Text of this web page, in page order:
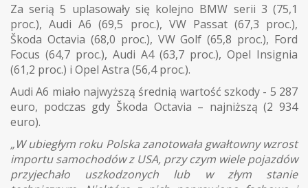
Za serią 5 uplasowały się kolejno BMW serii 3 (75,1
proc.), Audi A6 (69,5 proc.), VW Passat (67,3 proc.),
Škoda Octavia (68,0 proc.), VW Golf (65,8 proc.), Ford
Focus (64,7 proc.), Audi A4 (63,7 proc.), Opel Insignia
(61,2 proc.) i Opel Astra (56,4 proc.).
Audi A6 miało najwyższą średnią wartość szkody - 5 287
euro, podczas gdy Škoda Octavia – najniższą (2 934
euro).
„W ubiegłym roku Polska zanotowała gwałtowny wzrost
importu samochodów z USA, przy czym wiele pojazdów
przyjechało uszkodzonych lub w złym stanie